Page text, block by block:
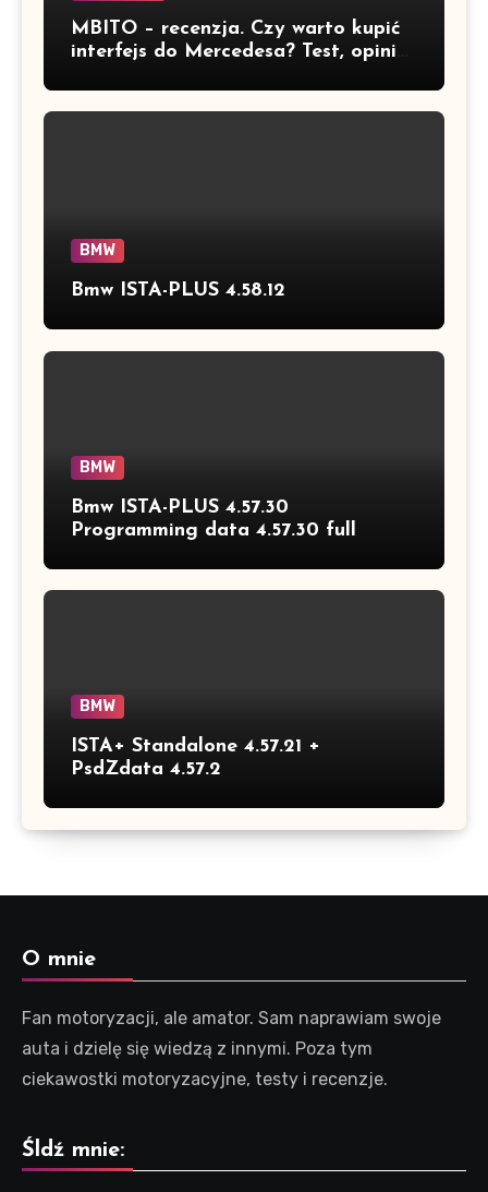
MBITO – recenzja. Czy warto kupić
interfejs do Mercedesa? Test, opinia
BMW
Bmw ISTA-PLUS 4.58.12
BMW
Bmw ISTA-PLUS 4.57.30
Programming data 4.57.30 full
BMW
ISTA+ Standalone 4.57.21 +
PsdZdata 4.57.2
O mnie
Fan motoryzacji, ale amator. Sam naprawiam swoje
auta i dzielę się wiedzą z innymi. Poza tym
ciekawostki motoryzacyjne, testy i recenzje.
Śldź mnie: